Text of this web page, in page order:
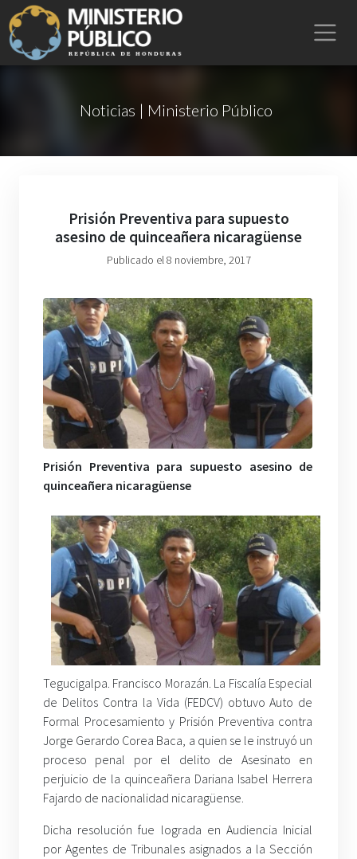
Noticias | Ministerio Público
Prisión Preventiva para supuesto
asesino de quinceañera nicaragüense
Publicado el 8 noviembre, 2017
Prisión Preventiva para supuesto asesino de
quinceañera nicaragüense
Tegucigalpa. Francisco Morazán. La Fiscalía Especial
de Delitos Contra la Vida (FEDCV) obtuvo Auto de
Formal Procesamiento y Prisión Preventiva contra
Jorge Gerardo Corea Baca, a quien se le instruyó un
proceso penal por el delito de Asesinato en
perjuicio de la quinceañera Dariana Isabel Herrera
Fajardo de nacionalidad nicaragüense.
Dicha resolución fue lograda en Audiencia Inicial
por Agentes de Tribunales asignados a la Sección